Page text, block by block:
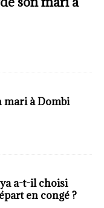
mari à Dombi
a-t-il choisi
en congé ?